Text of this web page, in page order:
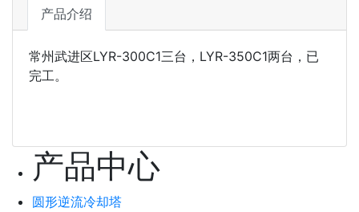
产品介绍
常州武进区LYR-300C1三台，LYR-350C1两台，已
完工。
产品中心
圆形逆流冷却塔